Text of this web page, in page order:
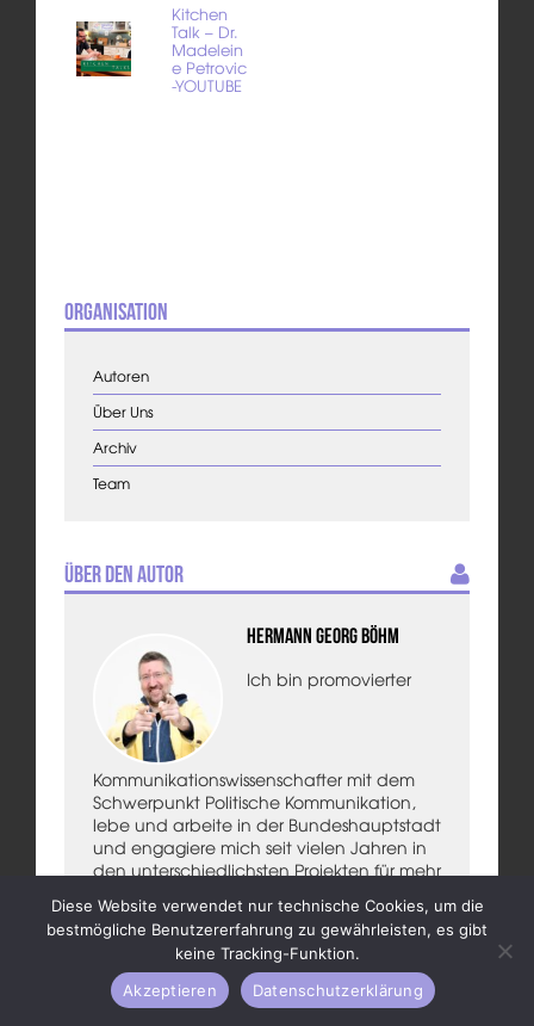
Kitchen
Talk – Dr.
Madelein
e Petrovic
-YOUTUBE
Organisation
Autoren
Über Uns
Archiv
Team
Über den Autor
Hermann Georg Böhm
Ich bin promovierter
Kommunikationswissenschafter mit dem
Schwerpunkt Politische Kommunikation,
lebe und arbeite in der Bundeshauptstadt
und engagiere mich seit vielen Jahren in
den unterschiedlichsten Projekten für mehr
und den Erhalt und Ausbau bürgerlicher
Freiheiten.
Für Gesellschaft und Politik interessiere ich
mich seit bald 35 Jahren, 2016 habe ich
Diese Website verwendet nur technische Cookies, um die
bestmögliche Benutzererfahrung zu gewährleisten, es gibt
keine Tracking-Funktion.
Akzeptieren
Datenschutzerklärung